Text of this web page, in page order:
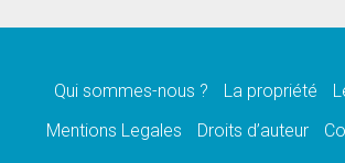
07.08.2026
07.08.2026
de l'Assomption et mémoire
Qui sommes-nous ? La propriété
Mentions Legales
Droits d’auteur